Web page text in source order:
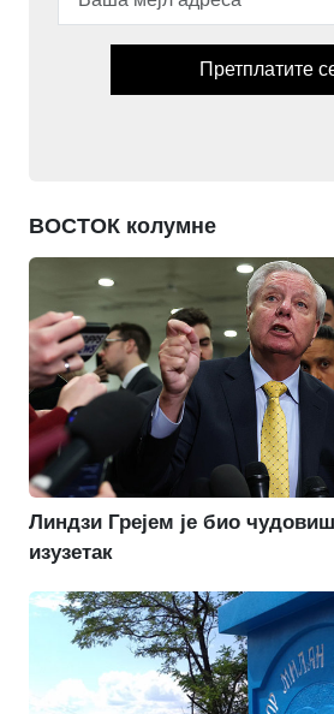
Претплатите
ВОСТОК колумне
Линдзи Грејем је био
изузетак